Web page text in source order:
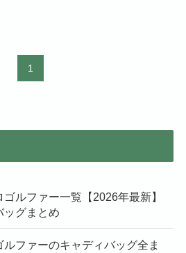
1
ルファー一覧【2026年最新】
ッグまとめ
ルファーのキャディバッグ全ま